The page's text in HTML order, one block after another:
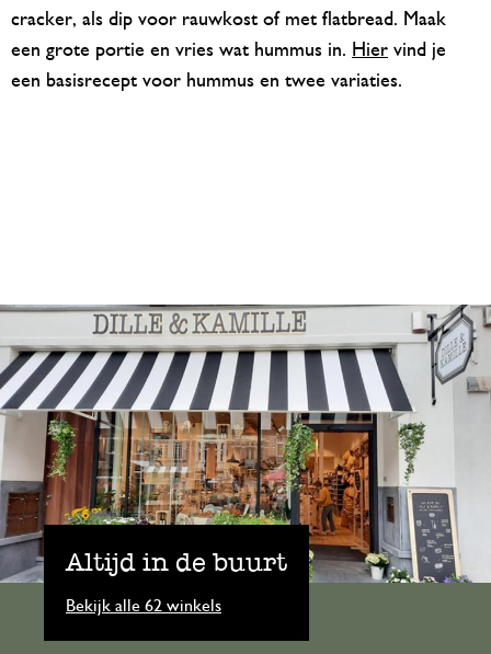
cracker, als dip voor rauwkost of met flatbread. Maak
een grote portie en vries wat hummus in. Hier vind je
een basisrecept voor hummus en twee variaties.
Altijd in de buurt
Bekijk alle 62 winkels